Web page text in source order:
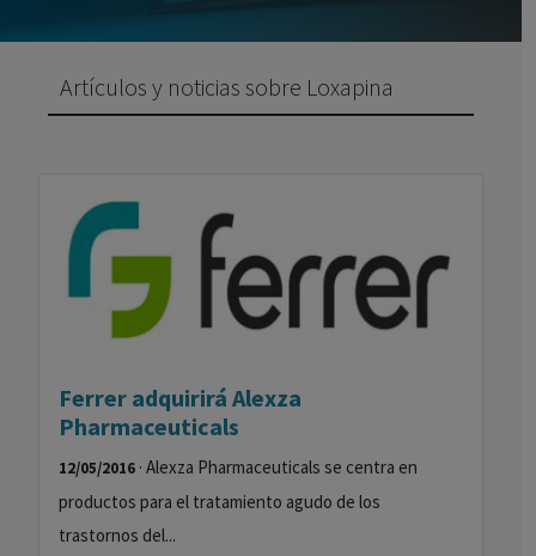
Artículos y noticias sobre Loxapina
Ferrer adquirirá Alexza
Pharmaceuticals
12/05/2016 · Alexza Pharmaceuticals se centra en
productos para el tratamiento agudo de los
trastornos del...